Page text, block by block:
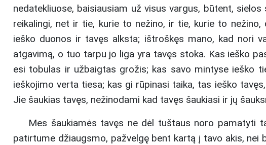
nedatekliuose, baisiausiam už visus vargus, būtent, sielos
reikalingi, net ir tie, kurie to nežino, ir tie, kurie to
ieško duonos ir tavęs alksta; ištroškęs mano, kad nori
atgavimą, o tuo tarpu jo liga yra tavęs stoka. Kas ieško
esi tobulas ir užbaigtas grožis; kas savo mintyse ieško
ieškojimo verta tiesa; kas gi rūpinasi taika, tas ieško
Jie šaukias tavęs, nežinodami kad tavęs šaukiasi ir jų
Mes šaukiamės tavęs ne dėl tuštaus noro pamatyti
patirtume džiaugsmo, pažvelgę bent kartą į tavo akis, nei